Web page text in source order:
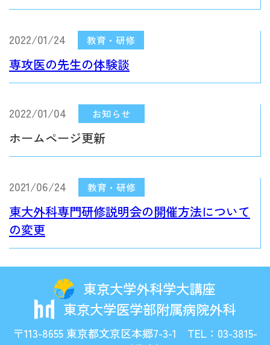
2022/01/24
専攻医の先生の体験談
2022/01/04
ホームページ更新
2021/06/24
東大外科専門研修説明会の開催方法について
の変更
東京大学外科学大講座
東京大学医学部附属病院外科
〒113-8655 東京都文京区本郷7-3-1 TEL：03-3815-